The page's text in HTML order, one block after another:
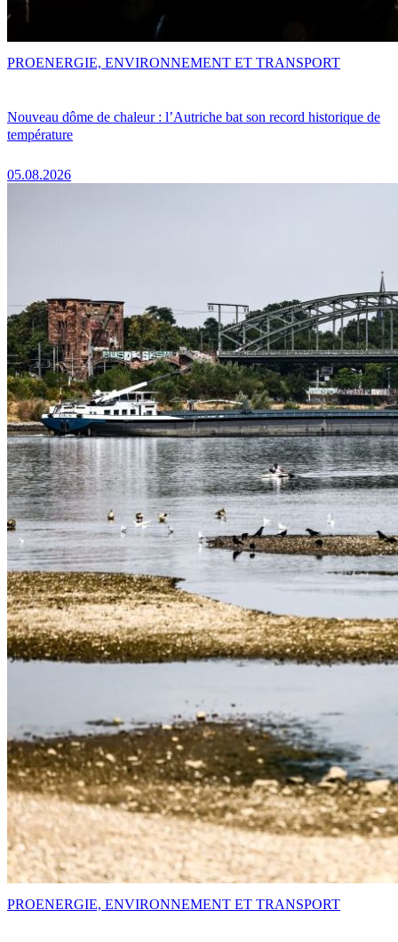
Nouveau dôme de chaleur : l’Autriche bat son record historique de
température
05.08.2026
PROENERGIE, ENVIRONNEMENT ET TRANSPORT
PROENERGIE, ENVIRONNEMENT ET TRANSPORT